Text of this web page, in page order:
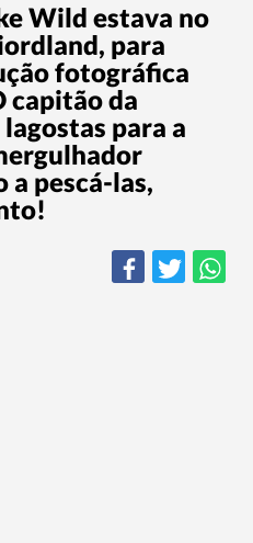
Wild estava no
para
fotográfica
capitão da
para a
pescá-las,